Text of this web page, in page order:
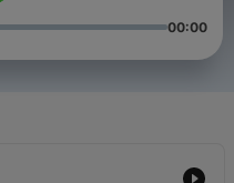
00:00